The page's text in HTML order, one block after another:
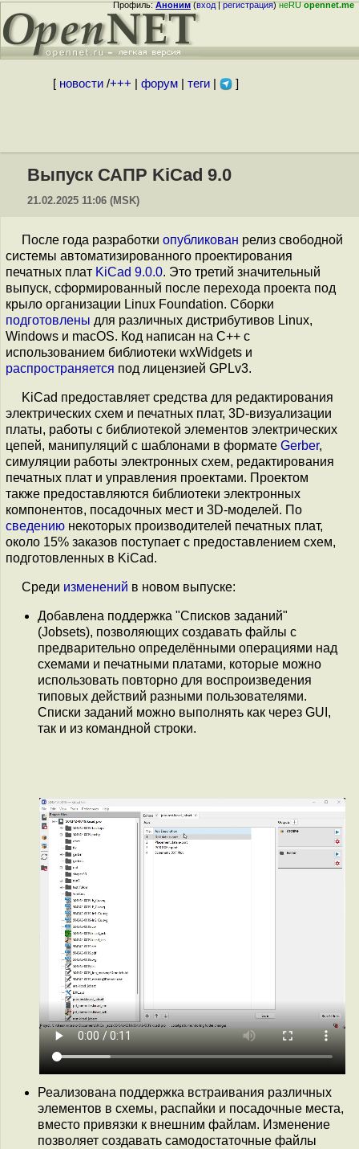
Профиль:Аноним(вход|регистрация)неRUopennet.me
[ новости/+++ форум| теги| ]
Выпуск САПР KiCad 9.0
21.02.2025 11:06 (MSK)
После года разработки опубликован релиз свободной
системы автоматизированного проектирования
печатных плат KiCad 9.0.0. Это третий значительный
выпуск, сформированный после перехода проекта под
крыло организации Linux Foundation. Сборки
подготовлены для различных дистрибутивов Linux,
Windows и macOS. Код написан на C++ с
использованием библиотеки wxWidgets и
распространяется под лицензией GPLv3.
KiCad предоставляет средства для редактирования
электрических схем и печатных плат, 3D-визуализации
платы, работы с библиотекой элементов электрических
цепей, манипуляций с шаблонами в формате Gerber,
симуляции работы электронных схем, редактирования
печатных плат и управления проектами. Проектом
также предоставляются библиотеки электронных
компонентов, посадочных мест и 3D-моделей. По
сведению некоторых производителей печатных плат,
около 15% заказов поступает с предоставлением схем,
подготовленных в KiCad.
Среди изменений в новом выпуске:
Добавлена поддержка "Списков заданий"
(Jobsets), позволяющих создавать файлы с
предварительно определёнными операциями над
схемами и печатными платами, которые можно
использовать повторно для воспроизведения
типовых действий разными пользователями.
Списки заданий можно выполнять как через GUI,
так и из командной строки.
Реализована поддержка встраивания различных
элементов в схемы, распайки и посадочные места,
вместо привязки к внешним файлам. Изменение
позволяет создавать самодостаточные файлы